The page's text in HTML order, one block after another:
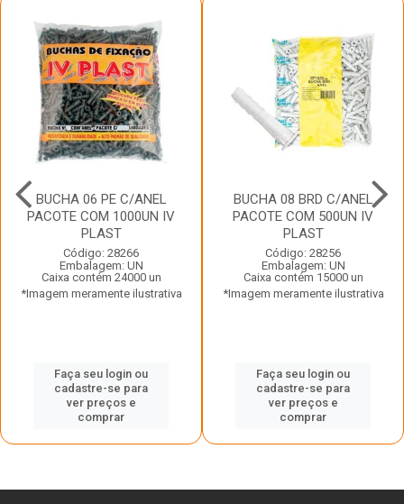
BUCHA 06 PE C/ANEL
PACOTE COM 1000UN IV
PLAST
Código: 28266
Embalagem: UN
Caixa contém 24000 un
*Imagem meramente ilustrativa
Faça seu login ou
cadastre-se para
ver preços e
comprar
BUCHA 08 BRD C/ANEL
PACOTE COM 500UN IV
PLAST
Código: 28256
Embalagem: UN
Caixa contém 15000 un
*Imagem meramente ilustrativa
Faça seu login ou
cadastre-se para
ver preços e
comprar